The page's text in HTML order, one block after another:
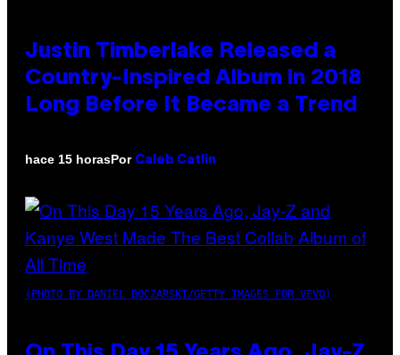
Justin Timberlake Released a
Country-Inspired Album in 2018
Long Before It Became a Trend
hace 15 horasPor Caleb Catlin
(PHOTO BY DANIEL BOCZARSKI/GETTY IMAGES FOR VEVO)